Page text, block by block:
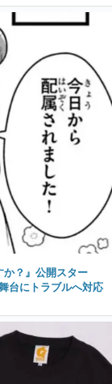
か？』公開スター
台にトラブルへ対応